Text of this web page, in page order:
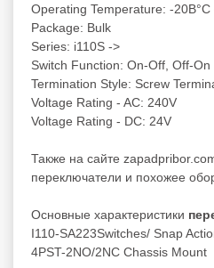
Operating Temperature: -20В°C
Package: Bulk
Series: i110S ->
Switch Function: On-Off, Off-On
Termination Style: Screw
Voltage Rating - AC: 240V
Voltage Rating - DC: 24V
Также на сайте
переключатели и похожее
Основные характеристики
I110-SA223Switches/ Snap
4PST-2NO/2NC Chassis Mount